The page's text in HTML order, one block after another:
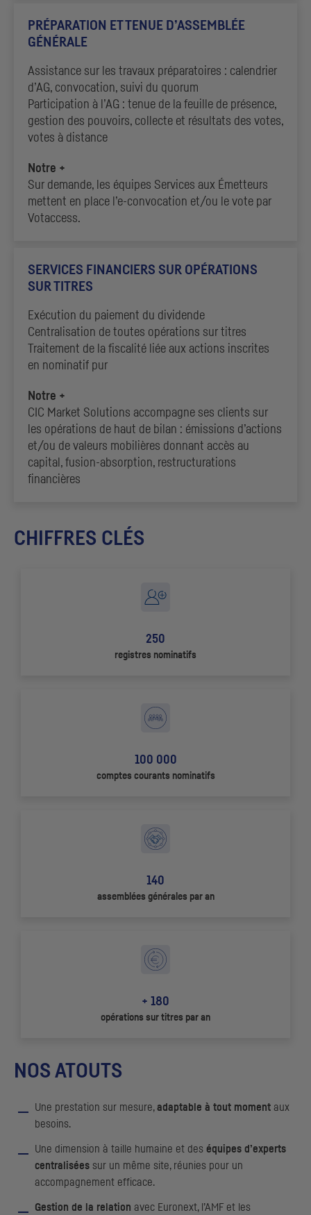
PRÉPARATION ET TENUE D’ASSEMBLÉE
GÉNÉRALE
Assistance sur les travaux préparatoires : calendrier
d’AG, convocation, suivi du quorum
Participation à l’AG : tenue de la feuille de présence,
gestion des pouvoirs, collecte et résultats des votes,
votes à distance
Notre +
Sur demande, les équipes Services aux Émetteurs
mettent en place l’e-convocation et/ou le vote par
Votaccess.
SERVICES FINANCIERS SUR OPÉRATIONS
SUR TITRES
Exécution du paiement du dividende
Centralisation de toutes opérations sur titres
Traitement de la fiscalité liée aux actions inscrites
en nominatif pur
Notre +
CIC Market Solutions accompagne ses clients sur
les opérations de haut de bilan : émissions d’actions
et/ou de valeurs mobilières donnant accès au
capital, fusion-absorption, restructurations
financières
CHIFFRES CLÉS
250
registres nominatifs
100 000
comptes courants nominatifs
140
assemblées générales par an
+ 180
opérations sur titres par an
NOS ATOUTS
Une prestation sur mesure,adaptable à tout moment aux
besoins.
Une dimension à taille humaine et des équipes d’experts
centralisées sur un même site, réunies pour un
accompagnement efficace.
Gestion de la relation avec Euronext, l’AMF et les